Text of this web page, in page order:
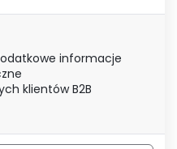
informacje
klientów B2B